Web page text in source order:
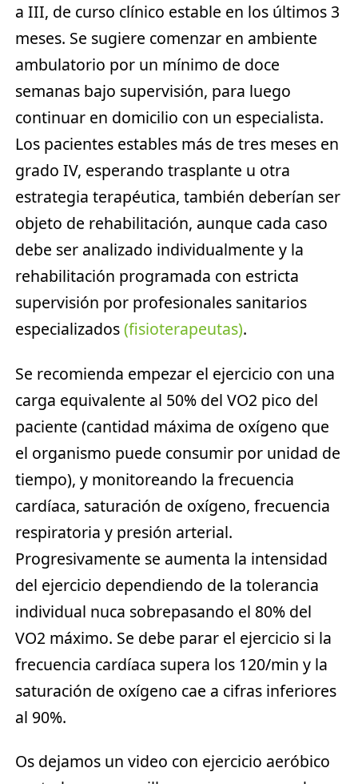
a III, de curso clínico estable en los últimos 3
meses. Se sugiere comenzar en ambiente
ambulatorio por un mínimo de doce
semanas bajo supervisión, para luego
continuar en domicilio con un especialista.
Los pacientes estables más de tres meses en
grado IV, esperando trasplante u otra
estrategia terapéutica, también deberían ser
objeto de rehabilitación, aunque cada caso
debe ser analizado individualmente y la
rehabilitación programada con estricta
supervisión por profesionales sanitarios
especializados(fisioterapeutas).
Se recomienda empezar el ejercicio con una
carga equivalente al 50% del VO2 pico del
paciente (cantidad máxima de oxígeno que
el organismo puede consumir por unidad de
tiempo), y monitoreando la frecuencia
cardíaca, saturación de oxígeno, frecuencia
respiratoria y presión arterial.
Progresivamente se aumenta la intensidad
del ejercicio dependiendo de la tolerancia
individual nuca sobrepasando el 80% del
VO2 máximo. Se debe parar el ejercicio si la
frecuencia cardíaca supera los 120/min y la
saturación de oxígeno cae a cifras inferiores
al 90%.
Os dejamos un video con ejercicio aeróbico